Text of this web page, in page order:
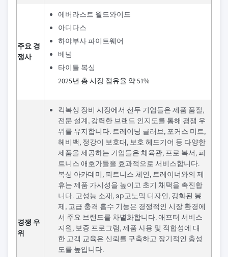
주요 경
쟁사
에버라스트 월드와이드
아디다스
하야부사 파이트웨어
베넘
타이틀 복싱
2025년 총 시장 점유율 약 51%
경쟁 우
위
킥복싱 장비 시장에서 선두 기업들은 제품 품질,
전문 설계, 강력한 브랜드 인지도를 통해 경쟁 우
위를 유지합니다. 트레이닝 글러브, 포커스 미트,
헤비백, 정강이 보호대, 보호 헤드기어 등 다양한
제품을 제공하는 기업들은 체육관, 프로 복서, 피
트니스 애호가들을 효과적으로 서비스합니다.
복싱 아카데미, 피트니스 체인, 트레이너와의 제
휴는 제품 가시성을 높이고 초기 채택을 촉진합
니다. 고성능 소재, эр고노믹 디자인, 강화된 봉
제, 고급 충격 흡수 기능은 경쟁적인 시장 환경에
서 주요 브랜드를 차별화합니다. 애프터 서비스
지원, 보증 프로그램, 제품 사용 및 적합성에 대
한 고객 교육은 신뢰를 구축하고 장기적인 충성
도를 높입니다.